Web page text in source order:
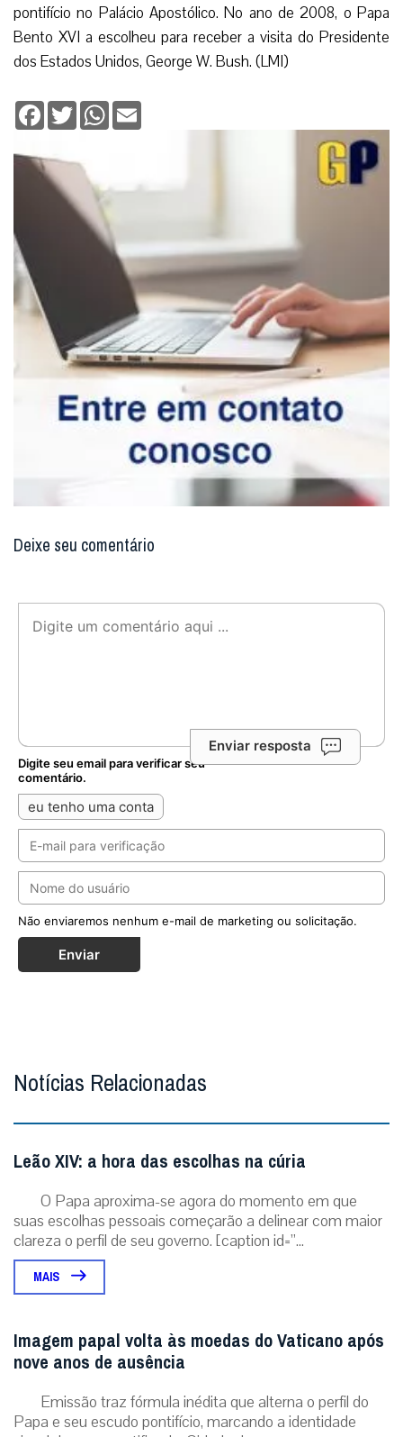
pontifício no Palácio Apostólico. No ano de 2008, o Papa
Bento XVI a escolheu para receber a visita do Presidente
dos Estados Unidos, George W. Bush. (LMI)
Facebook
TwitterWhatsApp
Deixe seu comentário
Enviar resposta
Digite seu email para verificar seu
comentário.
eu tenho uma conta
Não enviaremos nenhum e-mail de marketing ou solicitação.
Enviar
Notícias Relacionadas
Leão XIV: a hora das escolhas na cúria
O Papa aproxima-se agora do momento em que
suas escolhas pessoais começarão a delinear com maior
clareza o perfil de seu governo. [caption id=”...
MAIS
Imagem papal volta às moedas do Vaticano após
nove anos de ausência
Emissão traz fórmula inédita que alterna o perfil do
Papa e seu escudo pontifício, marcando a identidade